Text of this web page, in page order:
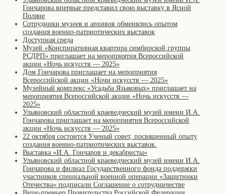
Гончарова впервые представил свою выставку в Ясной
Поляне
Сотрудники музеев и архивов обменялись опытом
создания военно-патриотических выставок
Доступная среда
Музей «Конспиративная квартира симбирской группы
РСДРП» приглашает на мероприятия Всероссийской
акции «Ночь искусств — 2025»
Дом Гончарова приглашает на мероприятия
Всероссийской акции «Ночи искусств — 2025»
Музейный комплекс «Усадьба Языковых» приглашает на
мероприятия Всероссийской акции «Ночь искусств —
2025»
Ульяновский областной краеведческий музей имени И.А.
Гончарова приглашает на мероприятия Всероссийской
акции «Ночь искусств — 2025»
22 октября состоится Ученый совет, посвященный опыту
создания военно-патриотических выставок.
Выставка «И.А. Гончаров и декабристы»
Ульяновский областной краеведческий музей имени И.А.
Гончарова и филиал Государственного фонда поддержки
участников специальной военной операции «Защитники
Отечества» подписали Соглашение о сотрудничестве